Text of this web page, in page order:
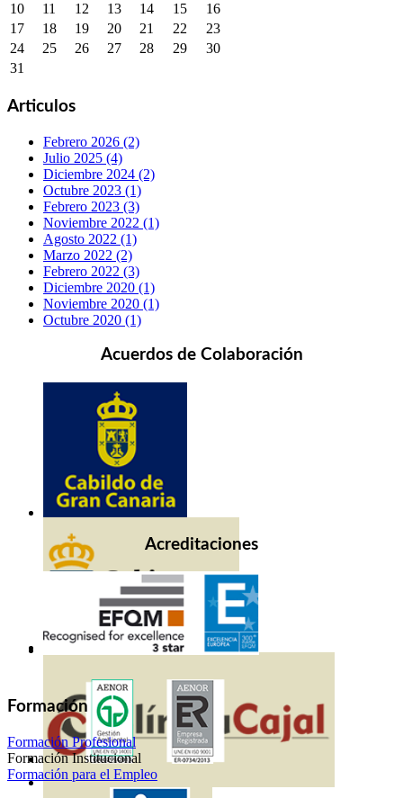
10
11 12 13 14 15
16
17
18 19 20 21 22
23
24
25 26 27 28 29
30
31
Articulos
Febrero 2026 (2)
Julio 2025 (4)
Diciembre 2024 (2)
Octubre 2023 (1)
Febrero 2023 (3)
Noviembre 2022 (1)
Agosto 2022 (1)
Marzo 2022 (2)
Febrero 2022 (3)
Diciembre 2020 (1)
Noviembre 2020 (1)
Octubre 2020 (1)
Acuerdos de Colaboración
Acreditaciones
Formación
Formación Profesional
Formación Institucional
Formación para el Empleo